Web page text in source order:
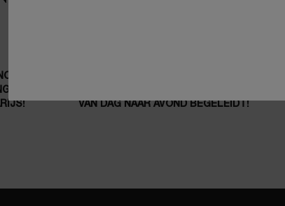
OM
VAN DAG NAAR AVOND BEGELEIDT!